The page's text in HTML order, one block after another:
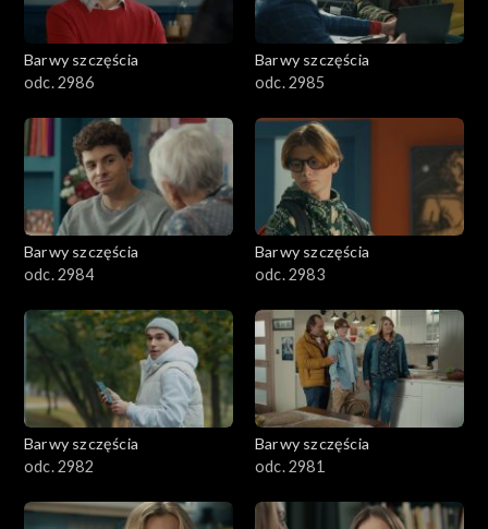
Barwy szczęścia
odc. 2986
Barwy szczęścia
odc. 2985
Barwy szczęścia
odc. 2984
Barwy szczęścia
odc. 2983
Barwy szczęścia
odc. 2982
Barwy szczęścia
odc. 2981